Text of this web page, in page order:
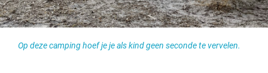
Op deze camping hoef je je als kind geen seconde te vervelen.